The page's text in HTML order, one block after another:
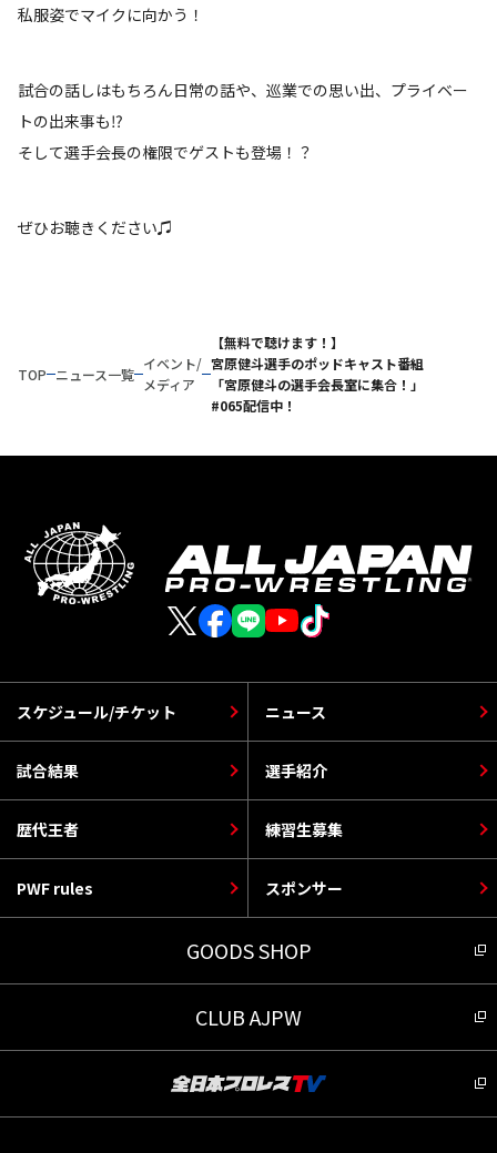
私服姿でマイクに向かう！
試合の話しはもちろん日常の話や、巡業での思い出、プライベー
トの出来事も⁉
そして選手会長の権限でゲストも登場！？
ぜひお聴きください♫
TOP ニュース一覧
イベント/
メディア
【無料で聴けます！】
宮原健斗選手のポッドキャスト番組
「宮原健斗の選手会長室に集合！」
#065配信中！
スケジュール/チケット
選手紹介
PWF rules
ニュース
歴代王者
スポンサー
試合結果
練習生募集
GOODS SHOP
CLUB AJPW